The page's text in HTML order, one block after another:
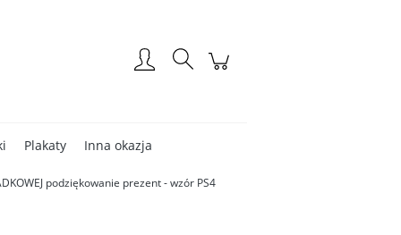
Plakaty Inna okazja
podziękowanie prezent - wzór PS4